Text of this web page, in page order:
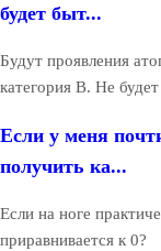
будет быт...
Будут проявления
категория В. Не
Если у меня
получить ка...
Если на ноге
приравнивается к 0?